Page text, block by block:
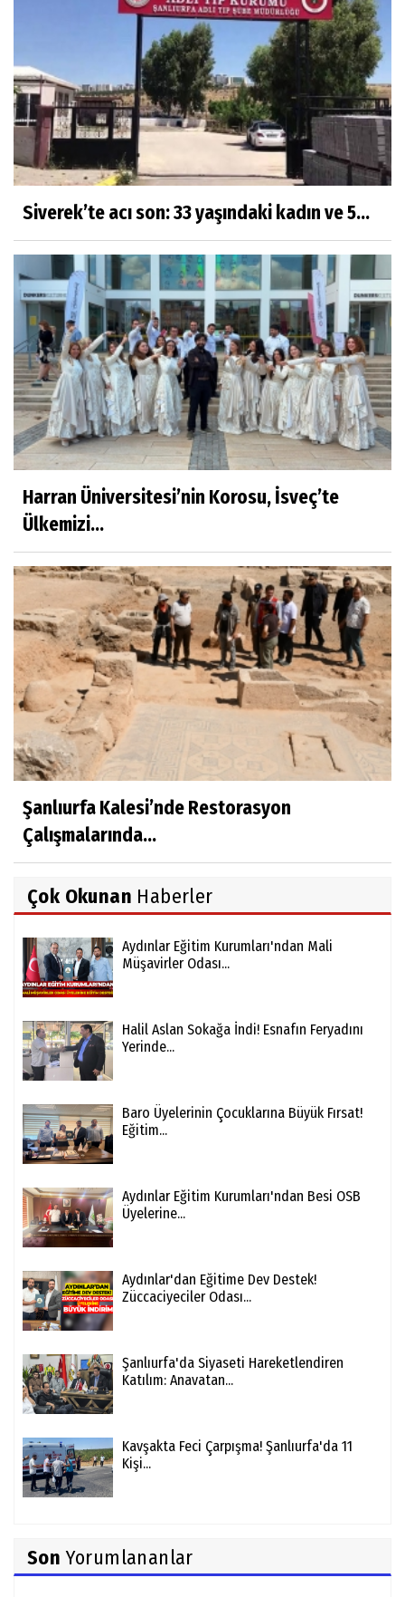
Siverek’te acı son: 33 yaşındaki kadın ve 5...
Harran Üniversitesi’nin Korosu, İsveç’te
Ülkemizi...
Şanlıurfa Kalesi’nde Restorasyon
Çalışmalarında...
Çok Okunan Haberler
Aydınlar Eğitim Kurumları'ndan Mali
Müşavirler Odası...
Halil Aslan Sokağa İndi! Esnafın Feryadını
Yerinde...
Baro Üyelerinin Çocuklarına Büyük Fırsat!
Eğitim...
Aydınlar Eğitim Kurumları'ndan Besi OSB
Üyelerine...
Aydınlar'dan Eğitime Dev Destek!
Züccaciyeciler Odası...
Şanlıurfa'da Siyaseti Hareketlendiren
Katılım: Anavatan...
Kavşakta Feci Çarpışma! Şanlıurfa'da 11
Kişi...
Son Yorumlananlar